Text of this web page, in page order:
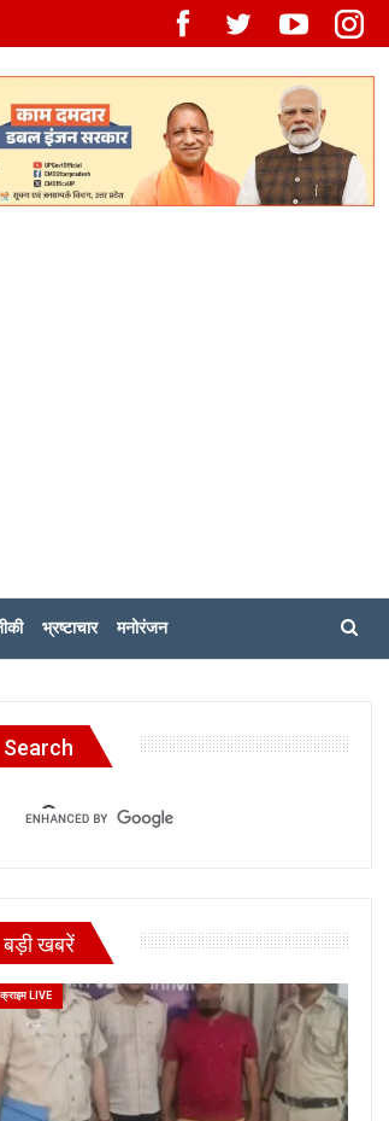
भ्रष्टाचार मनोरंजन
Search
बड़ी खबरें
क्राइम LIVE